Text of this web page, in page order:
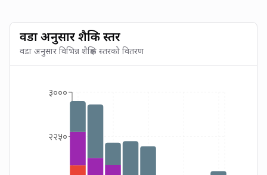
वडा अनुसार शैक्षिक स्तर
वडा अनुसार विभिन्न शैक्षिक स्तरको वितरण
२२५०
३०००